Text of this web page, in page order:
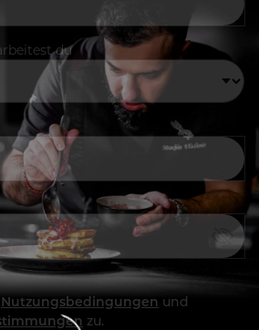
du
Nutzungsbedingungen und
zu.